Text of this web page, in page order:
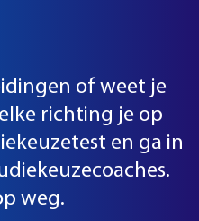
of weet je
richting je op
en ga in
weg.